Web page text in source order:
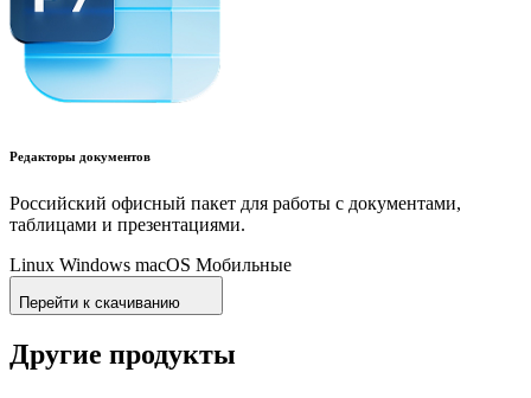
Редакторы документов
Российский офисный пакет для работы с документами,
таблицами и презентациями.
Linux Windows macOS Мобильные
Перейти к скачиванию
Другие продукты